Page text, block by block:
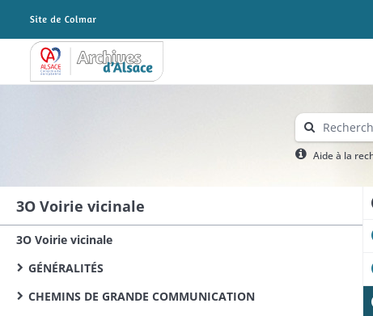
Archives Alsace - Colmar
Aide à la
3O Voirie vicinale
3O Voirie vicinale
GÉNÉRALITÉS
CHEMINS DE GRANDE COMMUNICATION